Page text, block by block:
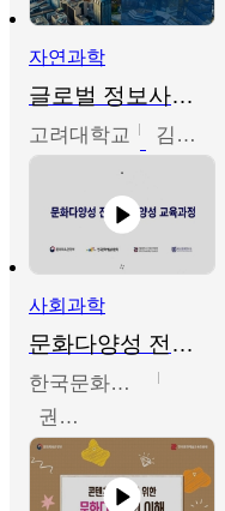
자연과학
글로벌 정보사회와 통계의 창의적 기능
고려대학교 김희영
사회과학
문화다양성 전문인력 양성 기본과정 - 문화다양성의 이해
한국문화예술교육진흥원
권숙인 외 8명